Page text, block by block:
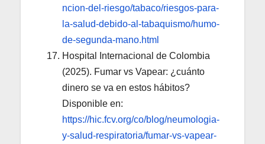
ncion-del-riesgo/tabaco/riesgos-para-
la-salud-debido-al-tabaquismo/humo-
de-segunda-mano.html
Hospital Internacional de Colombia
(2025). Fumar vs Vapear: ¿cuánto
dinero se va en estos hábitos?
Disponible en:
https://hic.fcv.org/co/blog/neumologia-
y-salud-respiratoria/fumar-vs-vapear-